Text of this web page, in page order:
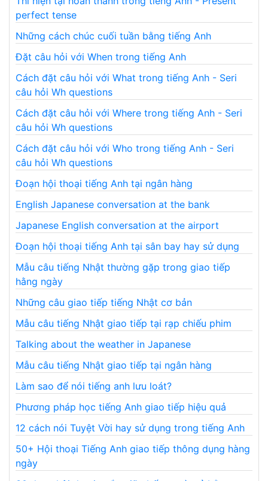
perfect tense
Những cách chúc cuối tuần bằng tiếng Anh
Đặt câu hỏi với When trong tiếng Anh
Cách đặt câu hỏi với What trong tiếng Anh - Seri
câu hỏi Wh questions
Cách đặt câu hỏi với Where trong tiếng Anh - Seri
câu hỏi Wh questions
Cách đặt câu hỏi với Who trong tiếng Anh - Seri
câu hỏi Wh questions
Đoạn hội thoại tiếng Anh tại ngân hàng
English Japanese conversation at the bank
Japanese English conversation at the airport
Đoạn hội thoại tiếng Anh tại sân bay hay sử dụng
Mẫu câu tiếng Nhật thường gặp trong giao tiếp
hằng ngày
Những câu giao tiếp tiếng Nhật cơ bản
Mẫu câu tiếng Nhật giao tiếp tại rạp chiếu phim
Talking about the weather in Japanese
Mẫu câu tiếng Nhật giao tiếp tại ngân hàng
Làm sao để nói tiếng anh lưu loát?
Phương pháp học tiếng Anh giao tiếp hiệu quả
12 cách nói Tuyệt Vời hay sử dụng trong tiếng Anh
50+ Hội thoại Tiếng Anh giao tiếp thông dụng hàng
ngày